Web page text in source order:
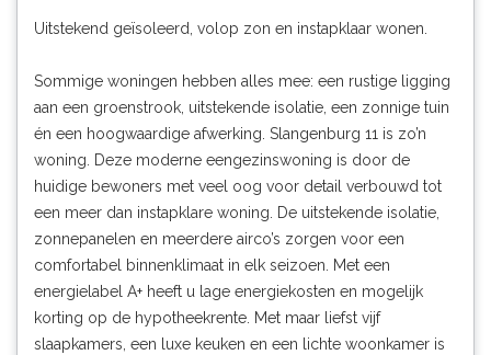
Uitstekend geïsoleerd, volop zon en instapklaar wonen.
Sommige woningen hebben alles mee: een rustige ligging
aan een groenstrook, uitstekende isolatie, een zonnige tuin
én een hoogwaardige afwerking. Slangenburg 11 is zo’n
woning. Deze moderne eengezinswoning is door de
huidige bewoners met veel oog voor detail verbouwd tot
een meer dan instapklare woning. De uitstekende isolatie,
zonnepanelen en meerdere airco’s zorgen voor een
comfortabel binnenklimaat in elk seizoen. Met een
energielabel A+ heeft u lage energiekosten en mogelijk
korting op de hypotheekrente. Met maar liefst vijf
slaapkamers, een luxe keuken en een lichte woonkamer is